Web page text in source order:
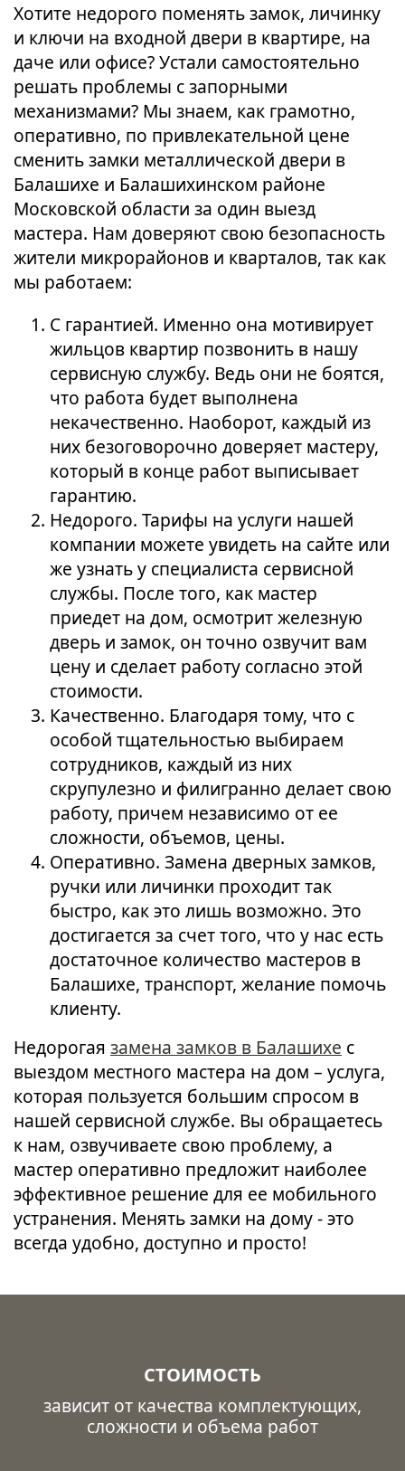
Хотите недорого поменять замок, личинку
и ключи на входной двери в квартире, на
даче или офисе? Устали самостоятельно
решать проблемы с запорными
механизмами? Мы знаем, как грамотно,
оперативно, по привлекательной цене
сменить замки металлической двери в
Балашихе и Балашихинском районе
Московской области за один выезд
мастера. Нам доверяют свою безопасность
жители микрорайонов и кварталов, так как
мы работаем:
С гарантией. Именно она мотивирует
жильцов квартир позвонить в нашу
сервисную службу. Ведь они не боятся,
что работа будет выполнена
некачественно. Наоборот, каждый из
них безоговорочно доверяет мастеру,
который в конце работ выписывает
гарантию.
Недорого. Тарифы на услуги нашей
компании можете увидеть на сайте или
же узнать у специалиста сервисной
службы. После того, как мастер
приедет на дом, осмотрит железную
дверь и замок, он точно озвучит вам
цену и сделает работу согласно этой
стоимости.
Качественно. Благодаря тому, что с
особой тщательностью выбираем
сотрудников, каждый из них
скрупулезно и филигранно делает свою
работу, причем независимо от ее
сложности, объемов, цены.
Оперативно. Замена дверных замков,
ручки или личинки проходит так
быстро, как это лишь возможно. Это
достигается за счет того, что у нас есть
достаточное количество мастеров в
Балашихе, транспорт, желание помочь
клиенту.
Недорогая замена замков в Балашихе с
выездом местного мастера на дом – услуга,
которая пользуется большим спросом в
нашей сервисной службе. Вы обращаетесь
к нам, озвучиваете свою проблему, а
мастер оперативно предложит наиболее
эффективное решение для ее мобильного
устранения. Менять замки на дому - это
всегда удобно, доступно и просто!
СТОИМОСТЬ
зависит от качества комплектующих,
сложности и объема работ